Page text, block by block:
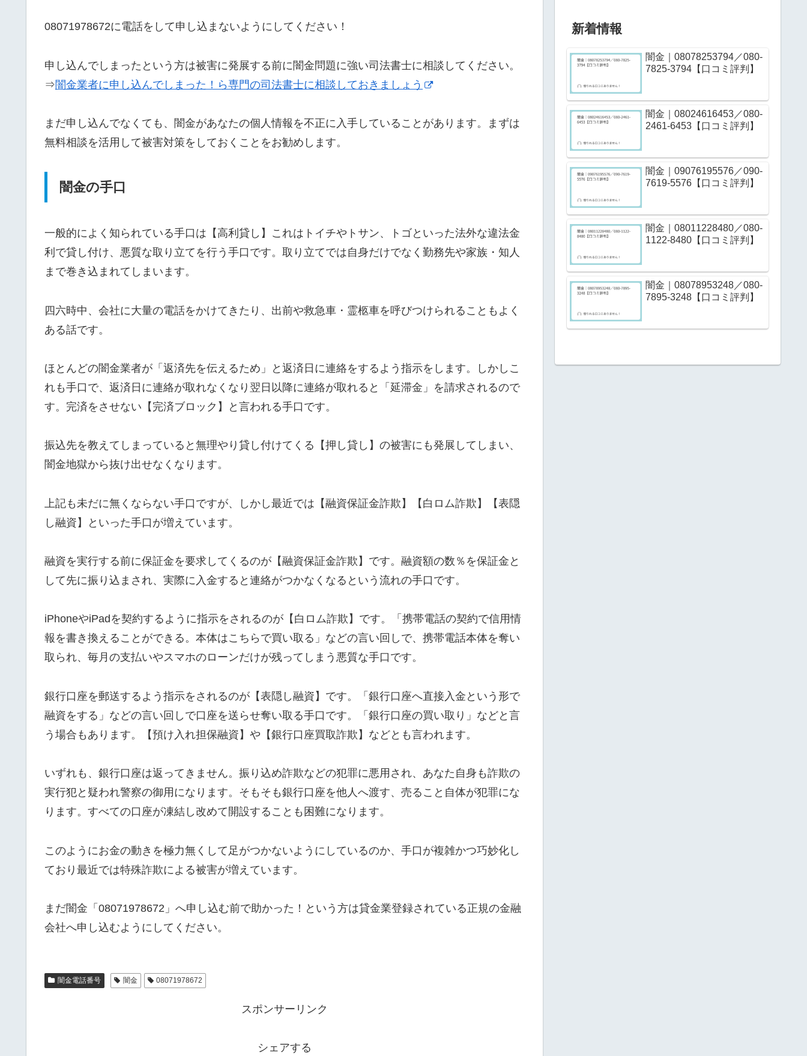
08071978672に電話をして申し込まないようにしてください！
申し込んでしまったという方は被害に発展する前に闇金問題に強い司法書士に相談してください。
⇒闇金業者に申し込んでしまった！ら専門の司法書士に相談しておきましょう
まだ申し込んでなくても、闇金があなたの個人情報を不正に入手していることがあります。まずは
無料相談を活用して被害対策をしておくことをお勧めします。
闇金の手口
一般的によく知られている手口は【高利貸し】これはトイチやトサン、トゴといった法外な違法金
利で貸し付け、悪質な取り立てを行う手口です。取り立てでは自身だけでなく勤務先や家族・知人
まで巻き込まれてしまいます。
四六時中、会社に大量の電話をかけてきたり、出前や救急車・霊柩車を呼びつけられることもよく
ある話です。
ほとんどの闇金業者が「返済先を伝えるため」と返済日に連絡をするよう指示をします。しかしこ
れも手口で、返済日に連絡が取れなくなり翌日以降に連絡が取れると「延滞金」を請求されるので
す。完済をさせない【完済ブロック】と言われる手口です。
振込先を教えてしまっていると無理やり貸し付けてくる【押し貸し】の被害にも発展してしまい、
闇金地獄から抜け出せなくなります。
上記も未だに無くならない手口ですが、しかし最近では【融資保証金詐欺】【白ロム詐欺】【表隠
し融資】といった手口が増えています。
融資を実行する前に保証金を要求してくるのが【融資保証金詐欺】です。融資額の数％を保証金と
して先に振り込まされ、実際に入金すると連絡がつかなくなるという流れの手口です。
iPhoneやiPadを契約するように指示をされるのが【白ロム詐欺】です。「携帯電話の契約で信用情
報を書き換えることができる。本体はこちらで買い取る」などの言い回しで、携帯電話本体を奪い
取られ、毎月の支払いやスマホのローンだけが残ってしまう悪質な手口です。
銀行口座を郵送するよう指示をされるのが【表隠し融資】です。「銀行口座へ直接入金という形で
融資をする」などの言い回しで口座を送らせ奪い取る手口です。「銀行口座の買い取り」などと言
う場合もあります。【預け入れ担保融資】や【銀行口座買取詐欺】などとも言われます。
いずれも、銀行口座は返ってきません。振り込め詐欺などの犯罪に悪用され、あなた自身も詐欺の
実行犯と疑われ警察の御用になります。そもそも銀行口座を他人へ渡す、売ること自体が犯罪にな
ります。すべての口座が凍結し改めて開設することも困難になります。
このようにお金の動きを極力無くして足がつかないようにしているのか、手口が複雑かつ巧妙化し
ており最近では特殊詐欺による被害が増えています。
まだ闇金「08071978672」へ申し込む前で助かった！という方は貸金業登録されている正規の金融
会社へ申し込むようにしてください。
闇金電話番号 闇金 08071978672
スポンサーリンク
シェアする
新着情報
闇金｜08078253794／080-
7825-3794【口コミ評判】
闇金｜08024616453／080-
2461-6453【口コミ評判】
闇金｜09076195576／090-
7619-5576【口コミ評判】
闇金｜08011228480／080-
1122-8480【口コミ評判】
闇金｜08078953248／080-
7895-3248【口コミ評判】